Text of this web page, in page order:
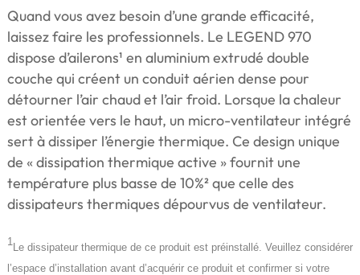
Quand vous avez besoin d’une grande efficacité,
laissez faire les professionnels. Le LEGEND 970
dispose d’ailerons¹ en aluminium extrudé double
couche qui créent un conduit aérien dense pour
détourner l’air chaud et l’air froid. Lorsque la chaleur
est orientée vers le haut, un micro-ventilateur intégré
sert à dissiper l’énergie thermique. Ce design unique
de « dissipation thermique active » fournit une
température plus basse de 10%² que celle des
dissipateurs thermiques dépourvus de ventilateur.
1Le dissipateur thermique de ce produit est préinstallé. Veuillez considérer
l’espace d’installation avant d’acquérir ce produit et confirmer si votre